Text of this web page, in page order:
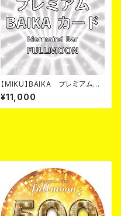
【MIKU】BAIKA プレミアム
カード
¥11,000